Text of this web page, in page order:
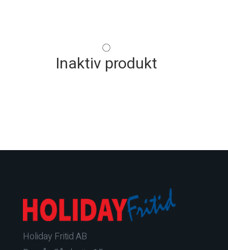
Inaktiv produkt
Holiday Fritid AB